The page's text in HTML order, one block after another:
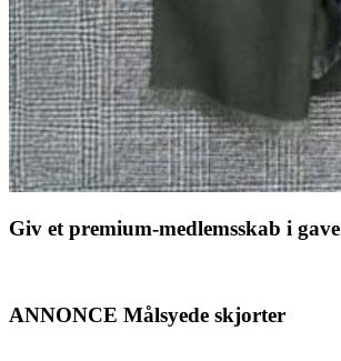
Giv et premium-medlemsskab i gave
ANNONCE Målsyede skjorter